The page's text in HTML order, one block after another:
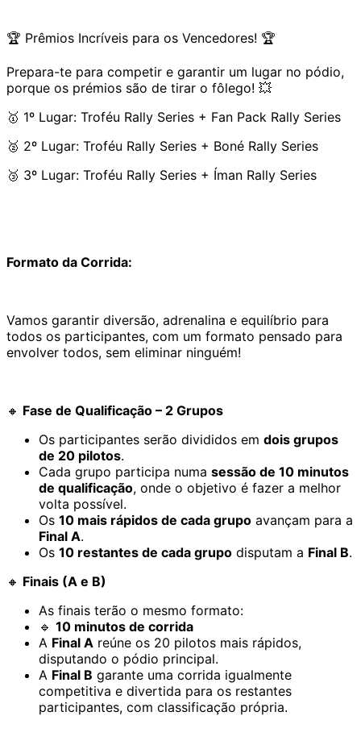
🏆 Prêmios Incríveis para os Vencedores! 🏆
Prepara-te para competir e garantir um lugar no pódio,
porque os prémios são de tirar o fôlego! 💥
🥇 1º Lugar: Troféu Rally Series + Fan Pack Rally Series
🥈 2º Lugar: Troféu Rally Series + Boné Rally Series
🥉 3º Lugar: Troféu Rally Series + Íman Rally Series
Formato da Corrida:
Vamos garantir diversão, adrenalina e equilíbrio para
todos os participantes, com um formato pensado para
envolver todos, sem eliminar ninguém!
🔸 Fase de Qualificação – 2 Grupos
Os participantes serão divididos em dois grupos
de 20 pilotos.
Cada grupo participa numa sessão de 10 minutos
de qualificação, onde o objetivo é fazer a melhor
volta possível.
Os 10 mais rápidos de cada grupo avançam para a
Final A.
Os 10 restantes de cada grupo disputam a Final B.
🔸 Finais (A e B)
As finais terão o mesmo formato:
🔹 10 minutos de corrida
A Final A reúne os 20 pilotos mais rápidos,
disputando o pódio principal.
A Final B garante uma corrida igualmente
competitiva e divertida para os restantes
participantes, com classificação própria.